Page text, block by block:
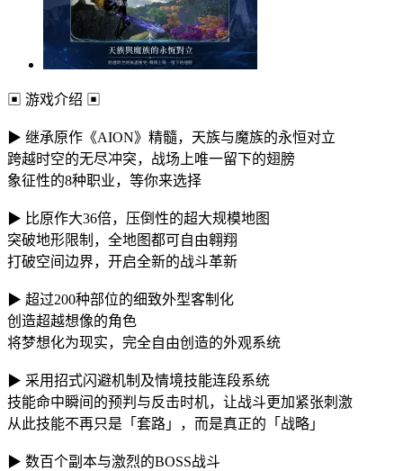
▣ 游戏介绍 ▣
▶ 继承原作《AION》精髓，天族与魔族的永恒对立
跨越时空的无尽冲突，战场上唯一留下的翅膀
象征性的8种职业，等你来选择
▶ 比原作大36倍，压倒性的超大规模地图
突破地形限制，全地图都可自由翱翔
打破空间边界，开启全新的战斗革新
▶ 超过200种部位的细致外型客制化
创造超越想像的角色
将梦想化为现实，完全自由创造的外观系统
▶ 采用招式闪避机制及情境技能连段系统
技能命中瞬间的预判与反击时机，让战斗更加紧张刺激
从此技能不再只是「套路」，而是真正的「战略」
▶ 数百个副本与激烈的BOSS战斗